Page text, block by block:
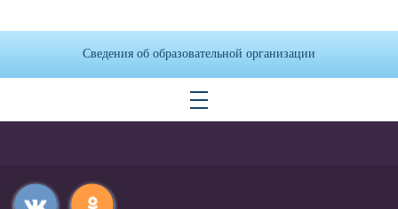
Сведения об образовательной организации